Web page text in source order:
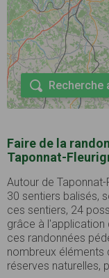
Recherche
Faire de la
Taponnat-
Autour de
30 sentiers balisés,
ces sentiers, 24
grâce à l'application
ces randonnées
nombreux éléments
réserves naturelles,